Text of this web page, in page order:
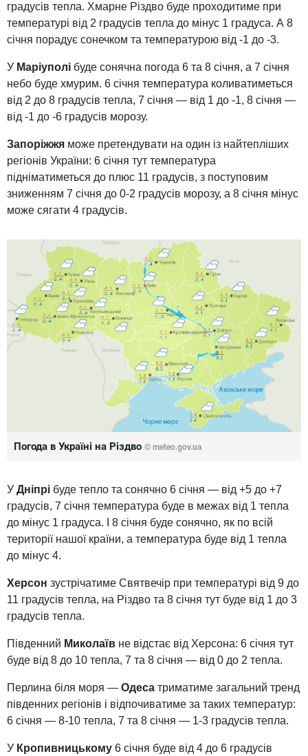
градусів тепла. Хмарне Різдво буде проходитиме при
температурі від 2 градусів тепла до мінус 1 градуса. А 8
січня порадує сонечком та температурою від -1 до -3.
У Маріуполі буде сонячна погода 6 та 8 січня, а 7 січня
небо буде хмурим. 6 січня температура коливатиметься
від 2 до 8 градусів тепла, 7 січня — від 1 до -1, 8 січня —
від -1 до -6 градусів морозу.
Запоріжжя може претендувати на один із найтепліших
регіонів України: 6 січня тут температура
підніматиметься до плюс 11 градусів, з поступовим
зниженням 7 січня до 0-2 градусів морозу, а 8 січня мінус
може сягати 4 градусів.
Погода в Україні на Різдво © meteo.gov.ua
У Дніпрі буде тепло та сонячно 6 січня — від +5 до +7
градусів, 7 січня температура буде в межах від 1 тепла
до мінус 1 градуса. І 8 січня буде сонячно, як по всій
території нашої країни, а температура буде від 1 тепла
до мінус 4.
Херсон зустрічатиме Святвечір при температурі від 9 до
11 градусів тепла, на Різдво та 8 січня тут буде від 1 до 3
градусів тепла.
Південний Миколаїв не відстає від Херсона: 6 січня тут
буде від 8 до 10 тепла, 7 та 8 січня — від 0 до 2 тепла.
Перлина біля моря — Одеса триматиме загальний тренд
південних регіонів і відпочиватиме за таких температур:
6 січня — 8-10 тепла, 7 та 8 січня — 1-3 градусів тепла.
У Кропивницькому 6 січня буде від 4 до 6 градусів